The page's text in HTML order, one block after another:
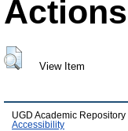
View Item
UGD Academic
Accessibility